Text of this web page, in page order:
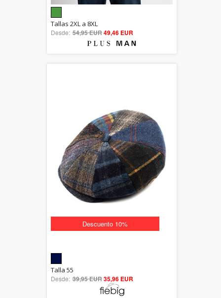
5.00
out of 5
Tallas 2XL a 8XL
Desde: 54,95 EUR49,46 EUR
Descuento 10%
out of 5
Talla 55
Desde: 39,95 EUR35,96 EUR